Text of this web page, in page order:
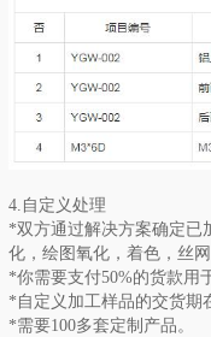
4.自定义处理
*双方通过解决方案确定已
化，绘图氧化，着色，丝
*你需要支付50%的货款用
*自定义加工样品的交货期
*需要100多套定制产品。